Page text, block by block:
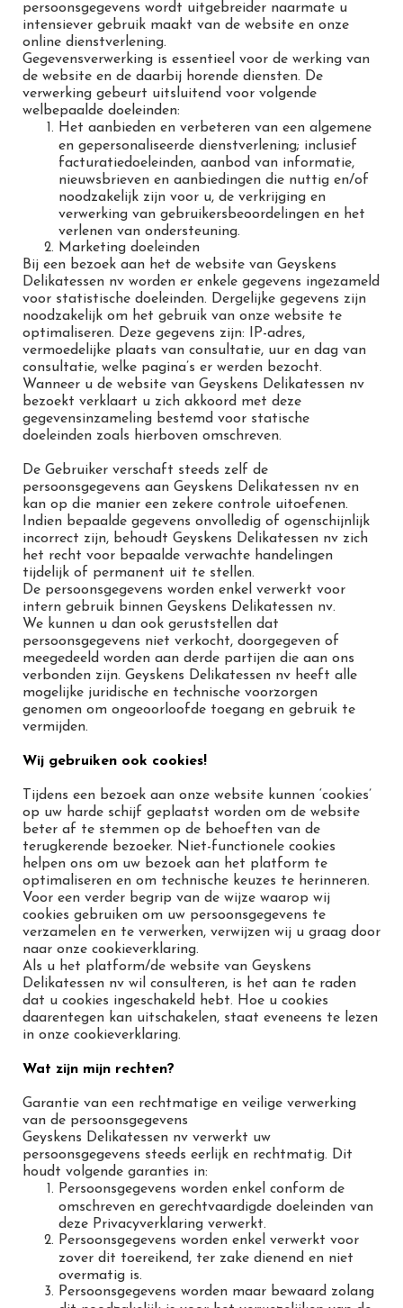
persoonsgegevens wordt uitgebreider naarmate u
intensiever gebruik maakt van de website en onze
online dienstverlening.
Gegevensverwerking is essentieel voor de werking van
de website en de daarbij horende diensten. De
verwerking gebeurt uitsluitend voor volgende
welbepaalde doeleinden:
Het aanbieden en verbeteren van een algemene
en gepersonaliseerde dienstverlening; inclusief
facturatiedoeleinden, aanbod van informatie,
nieuwsbrieven en aanbiedingen die nuttig en/of
noodzakelijk zijn voor u, de verkrijging en
verwerking van gebruikersbeoordelingen en het
verlenen van ondersteuning.
Marketing doeleinden
Bij een bezoek aan het de website van Geyskens
Delikatessen nv worden er enkele gegevens ingezameld
voor statistische doeleinden. Dergelijke gegevens zijn
noodzakelijk om het gebruik van onze website te
optimaliseren. Deze gegevens zijn: IP-adres,
vermoedelijke plaats van consultatie, uur en dag van
consultatie, welke pagina’s er werden bezocht.
Wanneer u de website van Geyskens Delikatessen nv
bezoekt verklaart u zich akkoord met deze
gegevensinzameling bestemd voor statische
doeleinden zoals hierboven omschreven.
De Gebruiker verschaft steeds zelf de
persoonsgegevens aan Geyskens Delikatessen nv en
kan op die manier een zekere controle uitoefenen.
Indien bepaalde gegevens onvolledig of ogenschijnlijk
incorrect zijn, behoudt Geyskens Delikatessen nv zich
het recht voor bepaalde verwachte handelingen
tijdelijk of permanent uit te stellen.
De persoonsgegevens worden enkel verwerkt voor
intern gebruik binnen Geyskens Delikatessen nv.
We kunnen u dan ook geruststellen dat
persoonsgegevens niet verkocht, doorgegeven of
meegedeeld worden aan derde partijen die aan ons
verbonden zijn. Geyskens Delikatessen nv heeft alle
mogelijke juridische en technische voorzorgen
genomen om ongeoorloofde toegang en gebruik te
vermijden.
Wij gebruiken ook cookies!
Tijdens een bezoek aan onze website kunnen ‘cookies’
op uw harde schijf geplaatst worden om de website
beter af te stemmen op de behoeften van de
terugkerende bezoeker. Niet-functionele cookies
helpen ons om uw bezoek aan het platform te
optimaliseren en om technische keuzes te herinneren.
Voor een verder begrip van de wijze waarop wij
cookies gebruiken om uw persoonsgegevens te
verzamelen en te verwerken, verwijzen wij u graag door
naar onze cookieverklaring.
Als u het platform/de website van Geyskens
Delikatessen nv wil consulteren, is het aan te raden
dat u cookies ingeschakeld hebt. Hoe u cookies
daarentegen kan uitschakelen, staat eveneens te lezen
in onze cookieverklaring.
Wat zijn mijn rechten?
Garantie van een rechtmatige en veilige verwerking
van de persoonsgegevens
Geyskens Delikatessen nv verwerkt uw
persoonsgegevens steeds eerlijk en rechtmatig. Dit
houdt volgende garanties in:
Persoonsgegevens worden enkel conform de
omschreven en gerechtvaardigde doeleinden van
deze Privacyverklaring verwerkt.
Persoonsgegevens worden enkel verwerkt voor
zover dit toereikend, ter zake dienend en niet
overmatig is.
Persoonsgegevens worden maar bewaard zolang